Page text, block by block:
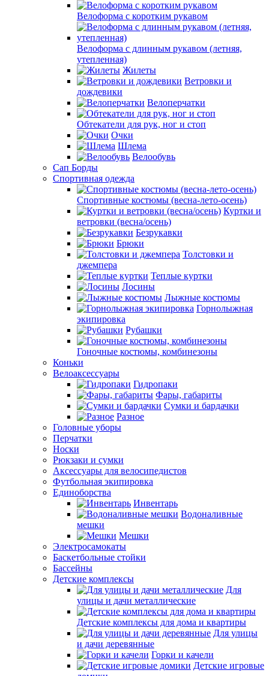
Велоформа с коротким рукавом
Велоформа с длинным рукавом (летняя,
утепленная)
Жилеты
Ветровки и
дождевики
Велоперчатки
Обтекатели для рук, ног и стоп
Очки
Шлема
Велообувь
Сап Борды
Спортивная одежда
Спортивные костюмы (весна-лето-осень)
Куртки и
ветровки (весна/осень)
Безрукавки
Брюки
Толстовки и
джемпера
Теплые куртки
Лосины
Лыжные костюмы
Горнолыжная
экипировка
Рубашки
Гоночные костюмы, комбинезоны
Коньки
Велоаксессуары
Гидропаки
Фары, габариты
Сумки и бардачки
Разное
Головные уборы
Перчатки
Носки
Рюкзаки и сумки
Аксессуары для велосипедистов
Футбольная экипировка
Единоборства
Инвентарь
Водоналивные
мешки
Мешки
Электросамокаты
Баскетбольные стойки
Бассейны
Детские комплексы
Для
улицы и дачи металлические
Детские комплексы для дома и квартиры
Для улицы
и дачи деревянные
Горки и качели
Детские игровые